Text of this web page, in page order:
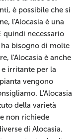
è possibile che si
l'Alocasia è una
quindi necessario
bisogno di molte
l'Alocasia è anche
e irritante per la
vengono
L'Alocasia
della varietà
non richiede
di Alocasia.